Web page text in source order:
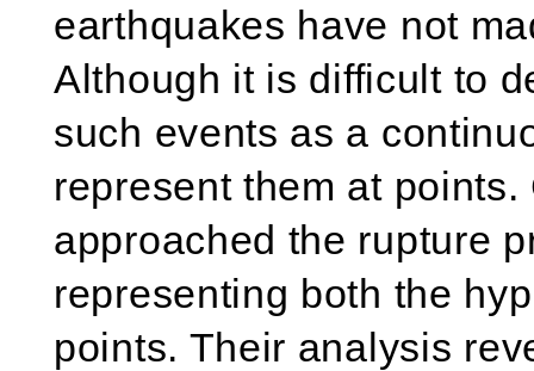
earthquakes have not
Although it is difficult to
such events as a
represent them at
approached the rupture
representing both the
points. Their analysis